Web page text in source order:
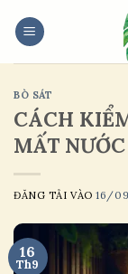
BÒ SÁT
CÁCH
MẤT
ĐĂNG TẢI VÀO16/
16
Th9